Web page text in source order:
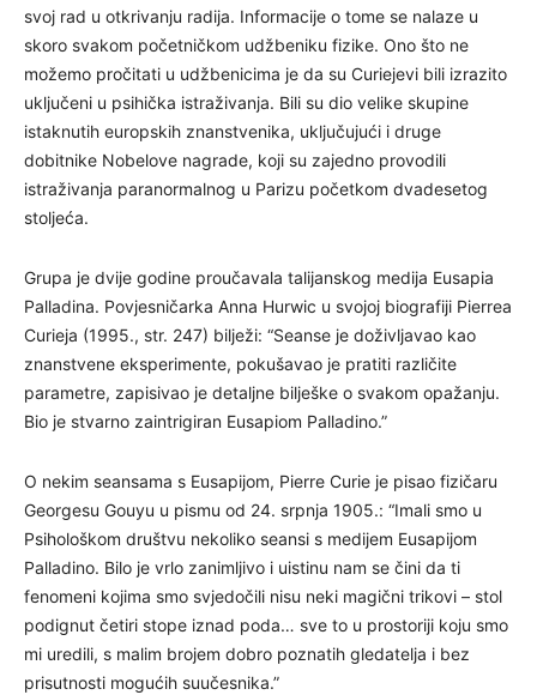
svoj rad u otkrivanju radija. Informacije o tome se nalaze u
skoro svakom početničkom udžbeniku fizike. Ono što ne
možemo pročitati u udžbenicima je da su Curiejevi bili izrazito
uključeni u psihička istraživanja. Bili su dio velike skupine
istaknutih europskih znanstvenika, uključujući i druge
dobitnike Nobelove nagrade, koji su zajedno provodili
istraživanja paranormalnog u Parizu početkom dvadesetog
stoljeća.
Grupa je dvije godine proučavala talijanskog medija Eusapia
Palladina. Povjesničarka Anna Hurwic u svojoj biografiji Pierrea
Curieja (1995., str. 247) bilježi: “Seanse je doživljavao kao
znanstvene eksperimente, pokušavao je pratiti različite
parametre, zapisivao je detaljne bilješke o svakom opažanju.
Bio je stvarno zaintrigiran Eusapiom Palladino.”
O nekim seansama s Eusapijom, Pierre Curie je pisao fizičaru
Georgesu Gouyu u pismu od 24. srpnja 1905.: “Imali smo u
Psihološkom društvu nekoliko seansi s medijem Eusapijom
Palladino. Bilo je vrlo zanimljivo i uistinu nam se čini da ti
fenomeni kojima smo svjedočili nisu neki magični trikovi – stol
podignut četiri stope iznad poda… sve to u prostoriji koju smo
mi uredili, s malim brojem dobro poznatih gledatelja i bez
prisutnosti mogućih suučesnika.”